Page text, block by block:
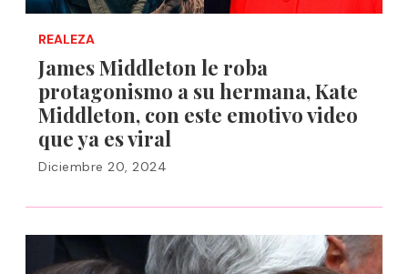
REALEZA
James Middleton le roba
protagonismo a su hermana, Kate
Middleton, con este emotivo video
que ya es viral
Diciembre 20, 2024